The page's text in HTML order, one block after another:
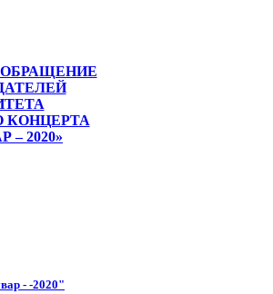
КОНЦЕРТА
– 2020»
- -2020"